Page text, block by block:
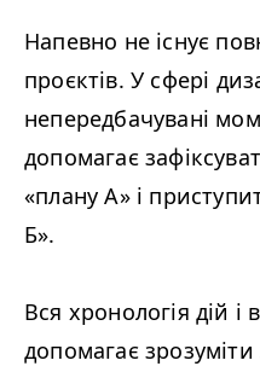
Напевно не існує
проєктів. У сфері
непередбачувані
допомагає
«плану А» і
Б».
Вся хронологія дій і
допомагає